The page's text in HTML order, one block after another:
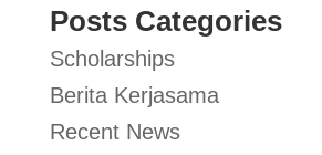
Posts Categories
Scholarships
Berita Kerjasama
Recent News